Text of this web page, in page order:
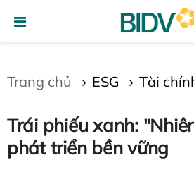
Trang chủ ESG Tài
Trái phiếu xanh:
phát triển bền vững
Gửi bình luận